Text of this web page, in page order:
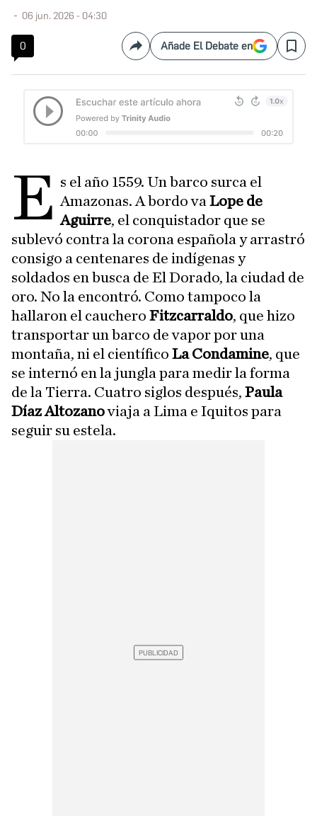
06 jun. 2026 - 04:30
0 CompartirAñade El Debate en Save
E s el año 1559. Un barco surca el
Amazonas. A bordo vaLope de
Aguirre, el conquistador que se
sublevó contra la corona española y arrastró
consigo a centenares de indígenas y
soldados en busca de El Dorado, la ciudad de
oro. No la encontró. Como tampoco la
hallaron el cauchero Fitzcarraldo, que hizo
transportar un barco de vapor por una
montaña, ni el científico La Condamine, que
se internó en la jungla para medir la forma
de la Tierra. Cuatro siglos después, Paula
Díaz Altozanoviaja a Lima e Iquitos para
seguir su estela.